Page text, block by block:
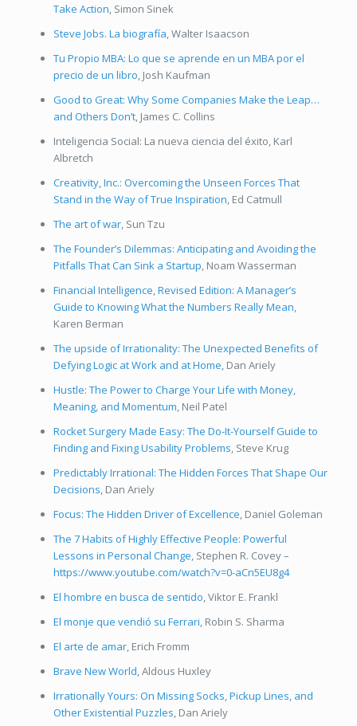
Take Action , Simon Sinek
Steve Jobs. La biografía , Walter Isaacson
Tu Propio MBA: Lo que se aprende en un MBA por el
precio de un libro , Josh Kaufman
Good to Great: Why Some Companies Make the Leap…
and Others Don’t, James C. Collins
Inteligencia Social: La nueva ciencia del éxito, Karl
Albretch
Creativity, Inc.: Overcoming the Unseen Forces That
Stand in the Way of True Inspiration , Ed Catmull
The art of war, Sun Tzu
The Founder’s Dilemmas: Anticipating and Avoiding the
Pitfalls That Can Sink a Startup , Noam Wasserman
Financial Intelligence, Revised Edition: A Manager’s
Guide to Knowing What the Numbers Really Mean
Karen Berman
The upside of Irrationality: The Unexpected Benefits of
Defying Logic at Work and at Home , Dan Ariely
Hustle: The Power to Charge Your Life with Money,
Meaning, and Momentum , Neil Patel
Rocket Surgery Made Easy: The Do-It-Yourself Guide to
Finding and Fixing Usability Problems , Steve Krug
Predictably Irrational: The Hidden Forces That Shape Our
Decisions , Dan Ariely
Focus: The Hidden Driver of Excellence , Daniel Goleman
The 7 Habits of Highly Effective People: Powerful
Lessons in Personal Change , Stephen R. Covey –
https://www.youtube.com/watch?v=0-aCn5EU8g4
El hombre en busca de sentido , Viktor E. Frankl
El monje que vendió su Ferrari , Robin S. Sharma
El arte de amar, Erich Fromm
Brave New World , Aldous Huxley
Irrationally Yours: On Missing Socks, Pickup Lines, and
Other Existential Puzzles , Dan Ariely